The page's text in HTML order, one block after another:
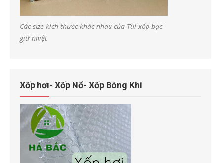
Các size kích thước khác nhau của Túi xốp bạc
giữ nhiệt
Xốp hơi- Xốp Nổ- Xốp Bóng Khí